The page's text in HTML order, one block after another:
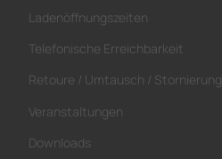
Ladenöffnungszeiten
Telefonische Erreichbarkeit
Retoure / Umtausch / Stornierung
Veranstaltungen
Downloads